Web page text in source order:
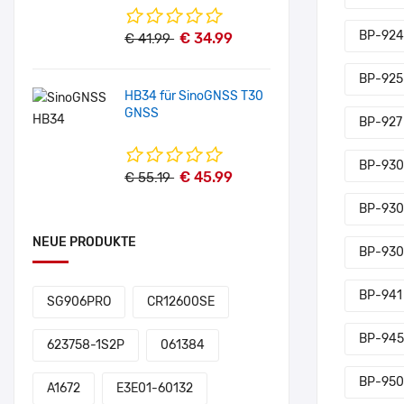
€ 41.99 € 34.99
HB34 für SinoGNSS T30
GNSS
€ 55.19 € 45.99
NEUE PRODUKTE
SG906PRO CR12600SE
623758-1S2P 061384
A1672 E3E01-60132
BP-924
BP-925
BP-927
BP-930
BP-
BP-
BP-941
BP-945
BP-950